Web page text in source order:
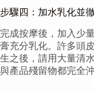
步驟四：加水乳化並
完成按摩後，加入少
膏充分乳化。許多頭
生之後，請用大量清
與產品殘留物都完全